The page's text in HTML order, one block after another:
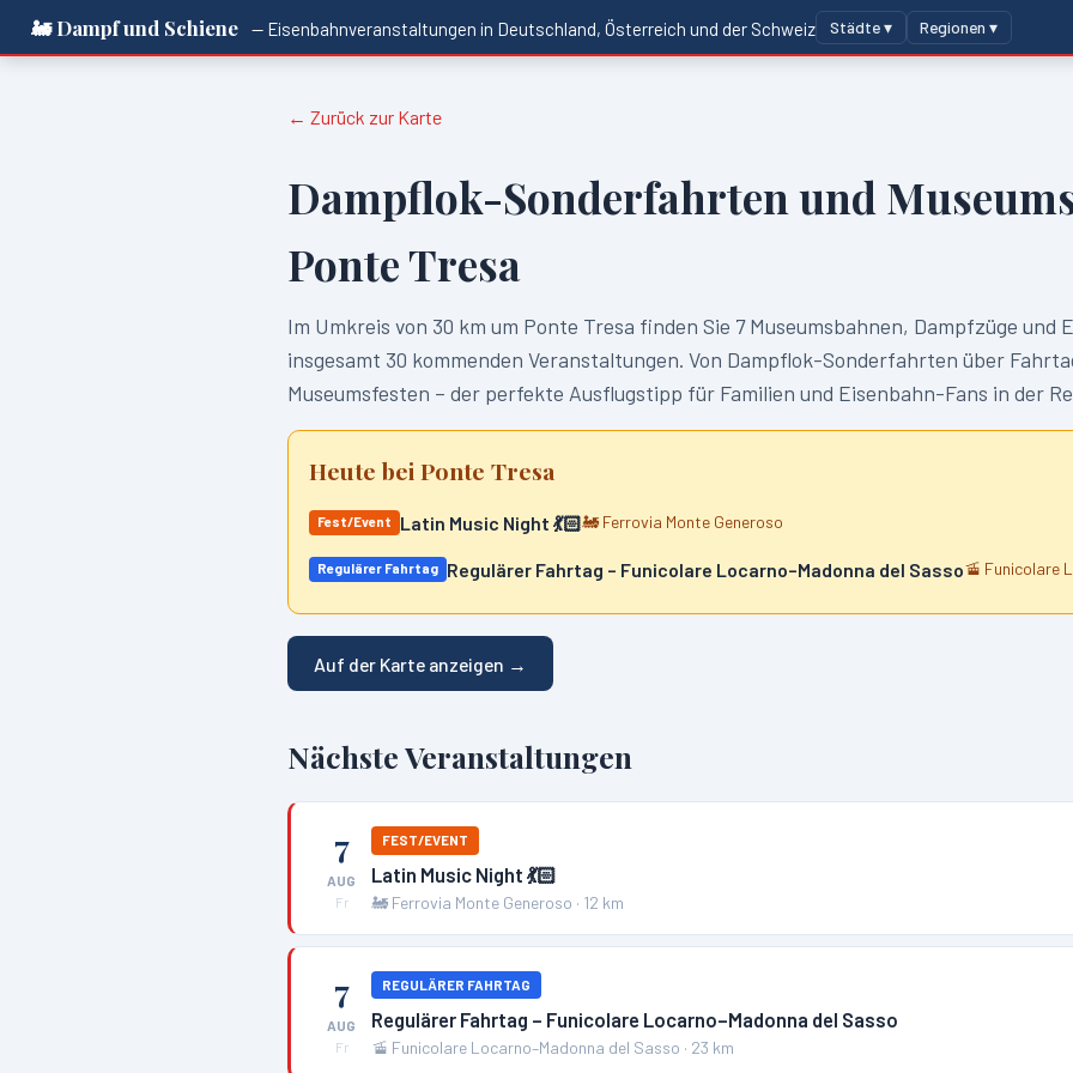
🚂 Dampf und Schiene — Eisenbahnveranstaltungen in Deutschland, Österreich und der Schweiz Städte ▾ Regionen ▾
← Zurück zur Karte
Dampflok-Sonderfahrten und
Ponte Tresa
Im Umkreis von 30 km um Ponte Tresa finden Sie 7Museumsbahnen, Dampfzüge und
insgesamt 30 kommenden Veranstaltungen. Von Dampflok-Sonderfahrten über
Museumsfesten – der perfekte Ausflugstipp für Familien und Eisenbahn-Fans in der
Heute beiPonte Tresa
Fest/Event Latin Music Night 💃🏻🚂 Ferrovia Monte Generoso
Regulärer Fahrtag Regulärer Fahrtag – Funicolare Locarno–Madonna del Sasso🚡 Funicolare
Auf der Karte anzeigen →
Nächste Veranstaltungen
7
AUG
Fr
FEST/EVENT
Latin Music Night 💃🏻
🚂 Ferrovia Monte Generoso · 12 km
7
AUG
Fr
REGULÄRER FAHRTAG
Regulärer Fahrtag – Funicolare Locarno–Madonna del Sasso
🚡 Funicolare Locarno–Madonna del Sasso · 23 km